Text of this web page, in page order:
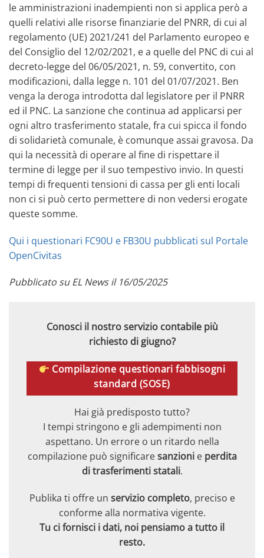
le amministrazioni inadempienti non si applica però a
quelli relativi alle risorse finanziarie del PNRR, di cui al
regolamento (UE) 2021/241 del Parlamento europeo e
del Consiglio del 12/02/2021, e a quelle del PNC di cui al
decreto-legge del 06/05/2021, n. 59, convertito, con
modificazioni, dalla legge n. 101 del 01/07/2021. Ben
venga la deroga introdotta dal legislatore per il PNRR
ed il PNC. La sanzione che continua ad applicarsi per
ogni altro trasferimento statale, fra cui spicca il fondo
di solidarietà comunale, è comunque assai gravosa. Da
qui la necessità di operare al fine di rispettare il
termine di legge per il suo tempestivo invio. In questi
tempi di frequenti tensioni di cassa per gli enti locali
non ci si può certo permettere di non vedersi erogate
queste somme.
Qui i questionari FC90U e FB30U pubblicati sul Portale
OpenCivitas
Pubblicato su EL News il 16/05/2025
Conosci il nostro servizio contabile più
richiesto di giugno?
Compilazione questionari fabbisogni
standard (SOSE)
Hai già predisposto tutto?
I tempi stringono e gli adempimenti non
aspettano. Un errore o un ritardo nella
compilazione può significaresanzionie perdita
di trasferimenti statali.
Publika ti offre un servizio completo, preciso e
conforme alla normativa vigente.
Tu ci fornisci i dati, noi pensiamo a tutto il
resto.